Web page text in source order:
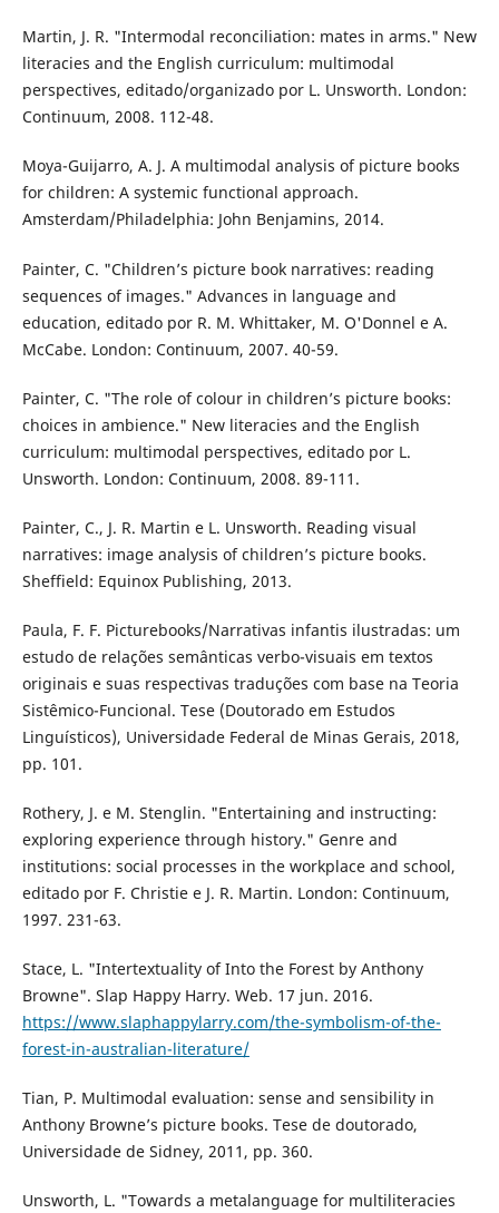
Martin, J. R. "Intermodal reconciliation: mates in arms." New
literacies and the English curriculum: multimodal
perspectives, editado/organizado por L. Unsworth. London:
Continuum, 2008. 112-48.
Moya-Guijarro, A. J. A multimodal analysis of picture books
for children: A systemic functional approach.
Amsterdam/Philadelphia: John Benjamins, 2014.
Painter, C. "Children’s picture book narratives: reading
sequences of images." Advances in language and
education, editado por R. M. Whittaker, M. O'Donnel e A.
McCabe. London: Continuum, 2007. 40-59.
Painter, C. "The role of colour in children’s picture books:
choices in ambience." New literacies and the English
curriculum: multimodal perspectives, editado por L.
Unsworth. London: Continuum, 2008. 89-111.
Painter, C., J. R. Martin e L. Unsworth. Reading visual
narratives: image analysis of children’s picture books.
Sheffield: Equinox Publishing, 2013.
Paula, F. F. Picturebooks/Narrativas infantis ilustradas: um
estudo de relações semânticas verbo-visuais em textos
originais e suas respectivas traduções com base na Teoria
Sistêmico-Funcional. Tese (Doutorado em Estudos
Linguísticos), Universidade Federal de Minas Gerais, 2018,
pp. 101.
Rothery, J. e M. Stenglin. "Entertaining and instructing:
exploring experience through history." Genre and
institutions: social processes in the workplace and school,
editado por F. Christie e J. R. Martin. London: Continuum,
1997. 231-63.
Stace, L. "Intertextuality of Into the Forest by Anthony
Browne". Slap Happy Harry. Web. 17 jun. 2016.
https://www.slaphappylarry.com/the-symbolism-of-the-
forest-in-australian-literature/
Tian, P. Multimodal evaluation: sense and sensibility in
Anthony Browne’s picture books. Tese de doutorado,
Universidade de Sidney, 2011, pp. 360.
Unsworth, L. "Towards a metalanguage for multiliteracies